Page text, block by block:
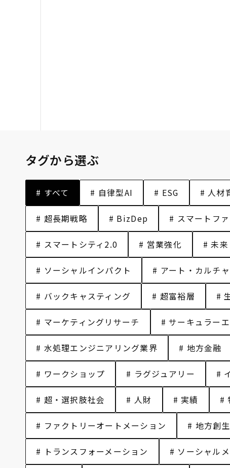
タグから選ぶ
# すべて # 自律型AI # ESG # 人材
# 超長期戦略 # BizDep # スマートフ
# スマートシティ2.0 # 営業強化 # 未来
# ソーシャルインパクト # アート・カルチ
# バックキャスティング # 超富裕層 #
# マーケティングリサーチ # サーキュラー
# 水処理エンジニアリング業界 # 地方金融
# ワークショップ # ラグジュアリー #
# 超・選択肢社会 # 人財 # 実績 #
# ファクトリーオートメーション # 地方創生
# トランスフォーメーション # ソーシャル